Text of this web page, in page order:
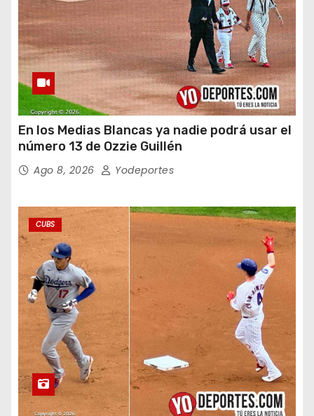
En los Medias Blancas ya nadie podrá usar el
número 13 de Ozzie Guillén
Ago 8, 2026 Yodeportes
CUBS